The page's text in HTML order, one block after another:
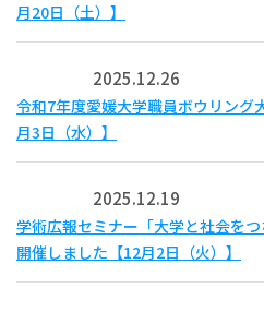
月20日（土）】
2025.12.26
令和7年度愛媛大学職員ボウリング
月3日（水）】
2025.12.19
学術広報セミナー「大学と社会を
開催しました【12月2日（火）】